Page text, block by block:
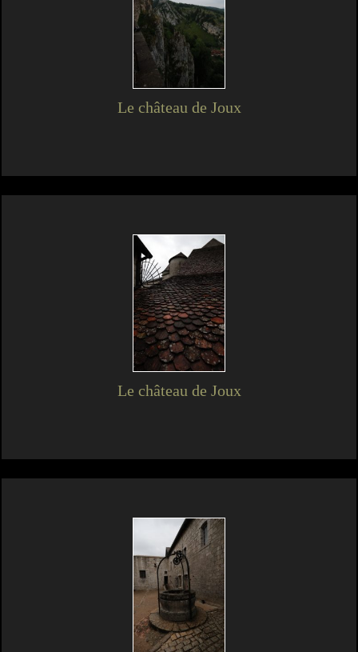
Le château de Joux
Le château de Joux